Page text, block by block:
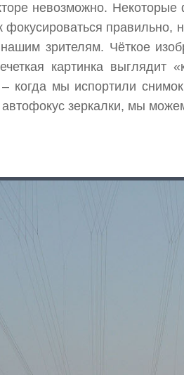
невозможно.
правильно,
нашим зрителям. Чёткое
картинка
когда мы испортили
зеркалки, мы